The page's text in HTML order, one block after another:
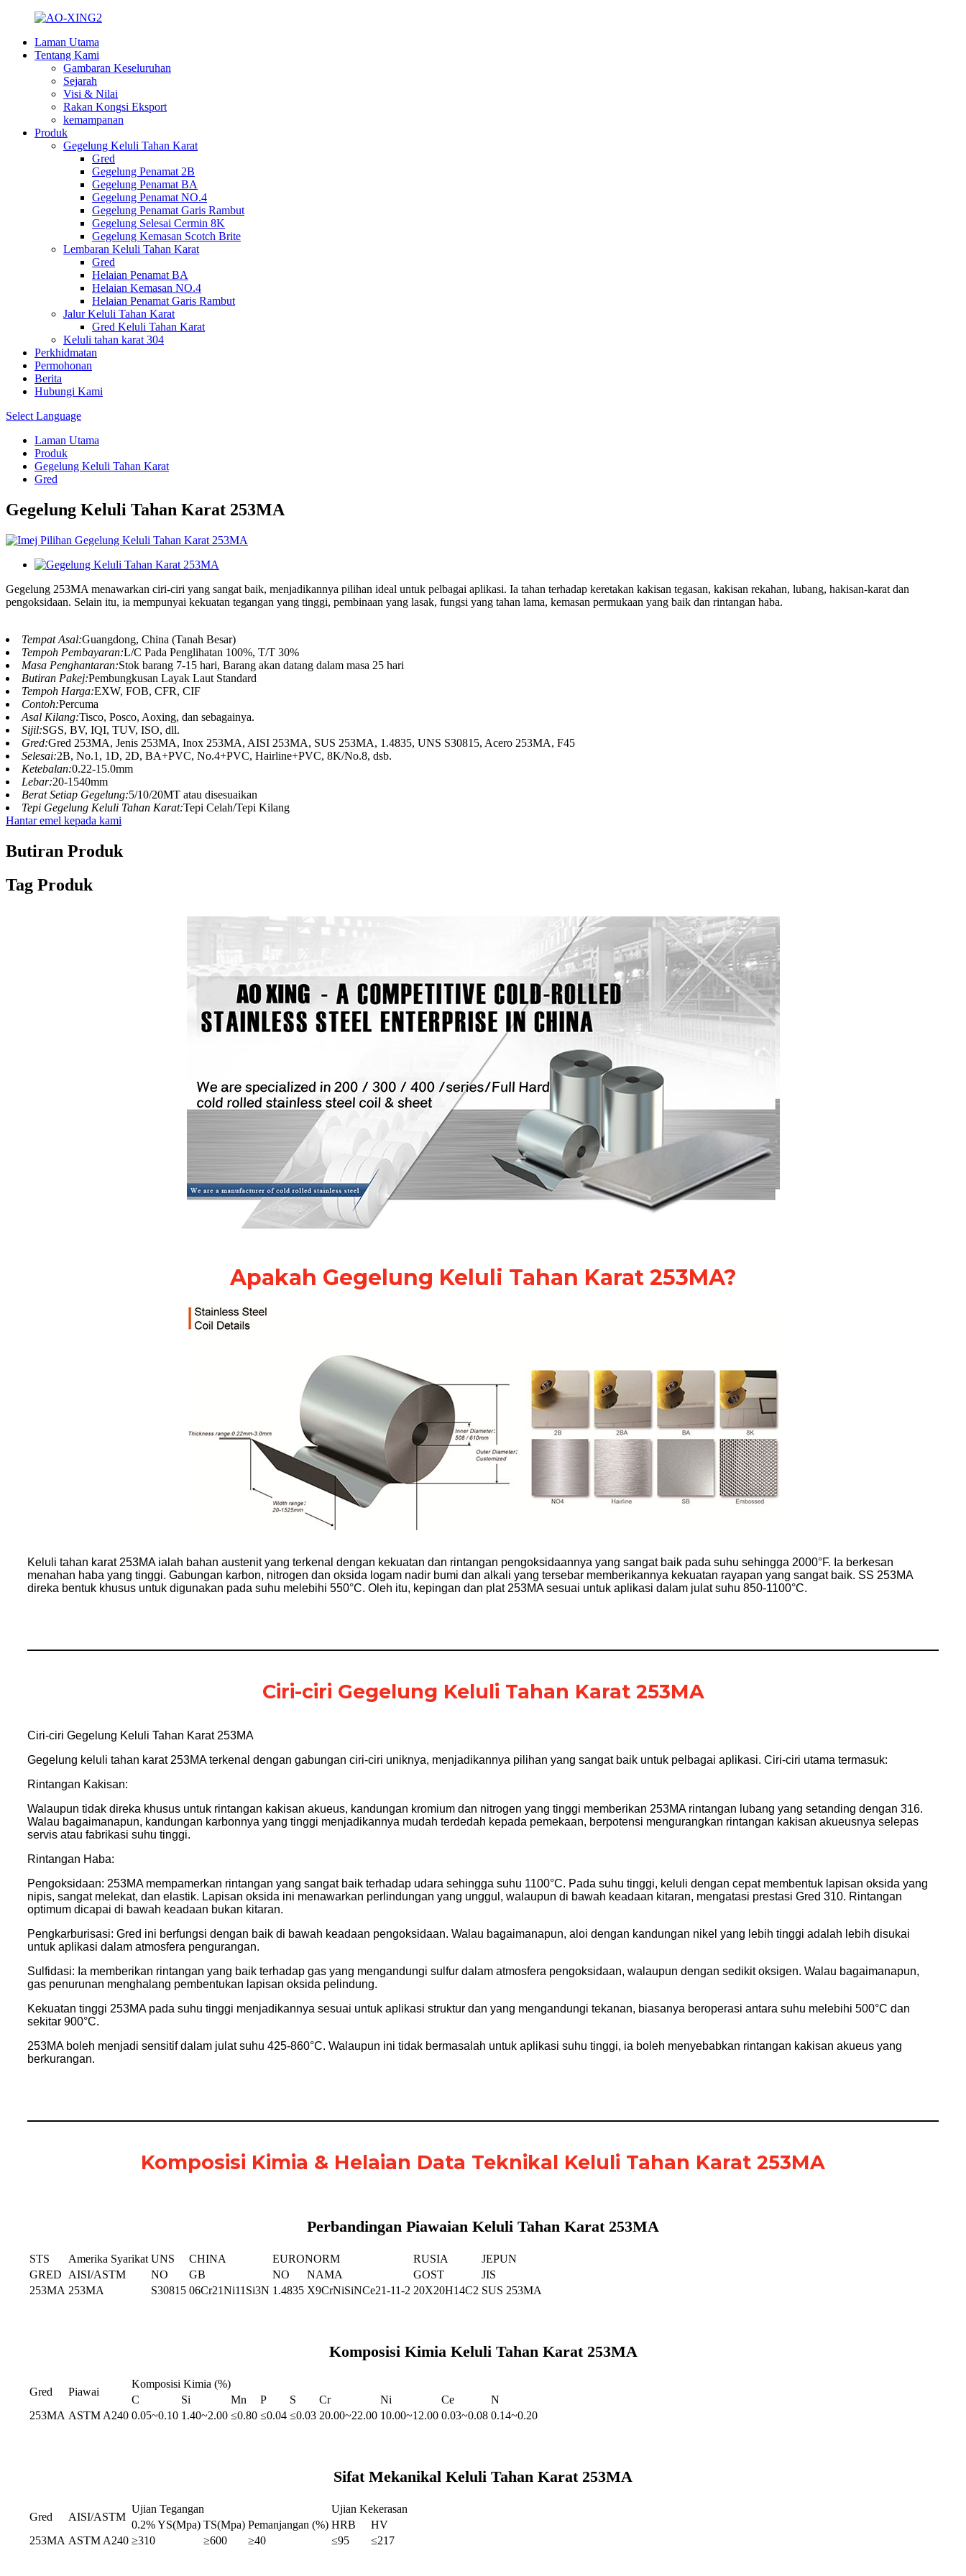
Laman Utama
Tentang Kami
Gambaran Keseluruhan
Sejarah
Visi & Nilai
Rakan Kongsi Eksport
kemampanan
Produk
Gegelung Keluli Tahan Karat
Gred
Gegelung Penamat 2B
Gegelung Penamat BA
Gegelung Penamat NO.4
Gegelung Penamat Garis Rambut
Gegelung Selesai Cermin 8K
Gegelung Kemasan Scotch Brite
Lembaran Keluli Tahan Karat
Gred
Helaian Penamat BA
Helaian Kemasan NO.4
Helaian Penamat Garis Rambut
Jalur Keluli Tahan Karat
Gred Keluli Tahan Karat
Keluli tahan karat 304
Perkhidmatan
Permohonan
Berita
Hubungi Kami
Select Language
Laman Utama
Produk
Gegelung Keluli Tahan Karat
Gred
Gegelung Keluli Tahan Karat 253MA
Gegelung 253MA menawarkan ciri-ciri yang sangat baik, menjadikannya pilihan ideal untuk pelbagai aplikasi. Ia tahan terhadap keretakan kakisan tegasan, kakisan rekahan, lubang, hakisan-karat dan
pengoksidaan. Selain itu, ia mempunyai kekuatan tegangan yang tinggi, pembinaan yang lasak, fungsi yang tahan lama, kemasan permukaan yang baik dan rintangan haba.
Tempat Asal:Guangdong, China (Tanah Besar)
Tempoh Pembayaran:L/C Pada Penglihatan 100%, T/T 30%
Masa Penghantaran:Stok barang 7-15 hari, Barang akan datang dalam masa 25 hari
Butiran Pakej:Pembungkusan Layak Laut Standard
Tempoh Harga:EXW, FOB, CFR, CIF
Contoh:Percuma
Asal Kilang:Tisco, Posco, Aoxing, dan sebagainya.
Sijil:SGS, BV, IQI, TUV, ISO, dll.
Gred:Gred 253MA, Jenis 253MA, Inox 253MA, AISI 253MA, SUS 253MA, 1.4835, UNS S30815, Acero 253MA, F45
Selesai:2B, No.1, 1D, 2D, BA+PVC, No.4+PVC, Hairline+PVC, 8K/No.8, dsb.
Ketebalan:0.22-15.0mm
Lebar:20-1540mm
Berat Setiap Gegelung:5/10/20MT atau disesuaikan
Tepi Gegelung Keluli Tahan Karat:Tepi Celah/Tepi Kilang
Hantar emel kepada kami
Butiran Produk
Tag Produk
Apakah Gegelung Keluli Tahan Karat 253MA?
Keluli tahan karat 253MA ialah bahan austenit yang terkenal dengan kekuatan dan rintangan pengoksidaannya yang sangat baik pada suhu sehingga 2000°F. Ia berkesan
menahan haba yang tinggi. Gabungan karbon, nitrogen dan oksida logam nadir bumi dan alkali yang tersebar memberikannya kekuatan rayapan yang sangat baik. SS 253MA
direka bentuk khusus untuk digunakan pada suhu melebihi 550°C. Oleh itu, kepingan dan plat 253MA sesuai untuk aplikasi dalam julat suhu 850-1100°C.
Ciri-ciri Gegelung Keluli Tahan Karat 253MA
Ciri-ciri Gegelung Keluli Tahan Karat 253MA
Gegelung keluli tahan karat 253MA terkenal dengan gabungan ciri-ciri uniknya, menjadikannya pilihan yang sangat baik untuk pelbagai aplikasi. Ciri-ciri utama termasuk:
Rintangan Kakisan:
Walaupun tidak direka khusus untuk rintangan kakisan akueus, kandungan kromium dan nitrogen yang tinggi memberikan 253MA rintangan lubang yang setanding dengan 316.
Walau bagaimanapun, kandungan karbonnya yang tinggi menjadikannya mudah terdedah kepada pemekaan, berpotensi mengurangkan rintangan kakisan akueusnya selepas
servis atau fabrikasi suhu tinggi.
Rintangan Haba:
Pengoksidaan: 253MA mempamerkan rintangan yang sangat baik terhadap udara sehingga suhu 1100°C. Pada suhu tinggi, keluli dengan cepat membentuk lapisan oksida yang
nipis, sangat melekat, dan elastik. Lapisan oksida ini menawarkan perlindungan yang unggul, walaupun di bawah keadaan kitaran, mengatasi prestasi Gred 310. Rintangan
optimum dicapai di bawah keadaan bukan kitaran.
Pengkarburisasi: Gred ini berfungsi dengan baik di bawah keadaan pengoksidaan. Walau bagaimanapun, aloi dengan kandungan nikel yang lebih tinggi adalah lebih disukai
untuk aplikasi dalam atmosfera pengurangan.
Sulfidasi: Ia memberikan rintangan yang baik terhadap gas yang mengandungi sulfur dalam atmosfera pengoksidaan, walaupun dengan sedikit oksigen. Walau bagaimanapun,
gas penurunan menghalang pembentukan lapisan oksida pelindung.
Kekuatan tinggi 253MA pada suhu tinggi menjadikannya sesuai untuk aplikasi struktur dan yang mengandungi tekanan, biasanya beroperasi antara suhu melebihi 500°C dan
sekitar 900°C.
253MA boleh menjadi sensitif dalam julat suhu 425-860°C. Walaupun ini tidak bermasalah untuk aplikasi suhu tinggi, ia boleh menyebabkan rintangan kakisan akueus yang
berkurangan.
Komposisi Kimia & Helaian Data Teknikal Keluli Tahan Karat 253MA
Perbandingan Piawaian Keluli Tahan Karat 253MA
STS Amerika Syarikat UNS CHINA EURONORM RUSIA
JEPUN
GRED
AISI/ASTM NO GB NO NAMA GOST
JIS
253MA 253MA S30815 06Cr21Ni11Si3N 1.4835 X9CrNiSiNCe21-11-2 20Х20Н14С2 SUS 253MA
Komposisi Kimia Keluli Tahan Karat 253MA
Gred Piawai
Komposisi Kimia (%)
C
Si Mn P S Cr Ni Ce
N
253MA ASTM A240 0.05~0.10 1.40~2.00 ≤0.80 ≤0.04 ≤0.03 20.00~22.00 10.00~12.00 0.03~0.08 0.14~0.20
Sifat Mekanikal Keluli Tahan Karat 253MA
Gred AISI/ASTM
Ujian Tegangan
Ujian Kekerasan
0.2% YS(Mpa) TS(Mpa) Pemanjangan (%) HRB
HV
253MA ASTM A240 ≥310 ≥600 ≥40 ≤95 ≤217